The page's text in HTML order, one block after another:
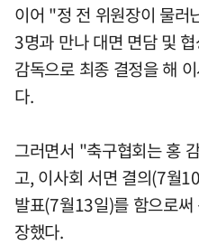
이어 "정 전 위원장이 물러
3명과 만나 대면 면담 및
감독으로 최종 결정을 해
다.
그러면서 "축구협회는 홍
고, 이사회 서면 결의(7월
발표(7월13일)를 함으로
장했다.